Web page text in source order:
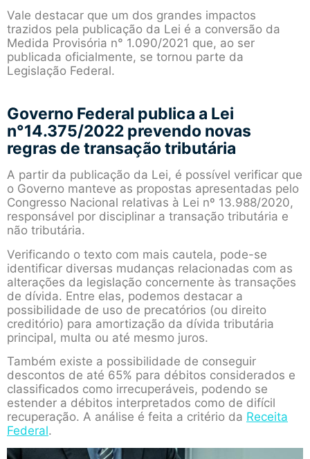
Vale destacar que um dos grandes impactos
trazidos pela publicação da Lei é a conversão da
Medida Provisória n° 1.090/2021 que, ao ser
publicada oficialmente, se tornou parte da
Legislação Federal.
Governo Federal publica a Lei
n°14.375/2022 prevendo novas
regras de transação tributária
A partir da publicação da Lei, é possível verificar que
o Governo manteve as propostas apresentadas pelo
Congresso Nacional relativas à Lei nº 13.988/2020,
responsável por disciplinar a transação tributária e
não tributária.
Verificando o texto com mais cautela, pode-se
identificar diversas mudanças relacionadas com as
alterações da legislação concernente às transações
de dívida. Entre elas, podemos destacar a
possibilidade de uso de precatórios (ou direito
creditório) para amortização da dívida tributária
principal, multa ou até mesmo juros.
Também existe a possibilidade de conseguir
descontos de até 65% para débitos considerados e
classificados como irrecuperáveis, podendo se
estender a débitos interpretados como de difícil
recuperação. A análise é feita a critério da Receita
Federal.